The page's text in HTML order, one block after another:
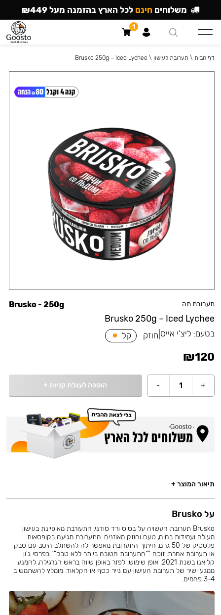
תערובת תה
Brusko 250g – Iced Lychee
Brusko - 250g
בטעם: ליצ'י אייס חוזק קל
₪120
+
1
- הוספה לעגלת קניות +
דף הבית \ תערובת לעישון \
Brusko 250g – Iced Lychee
תיאור המוצר +
על Brusko
Brusko תערובת העשויה על בסיס ורד סודני. התעורבת מאופיינת בעישון
מעולה ועמידות בחום, טעם וחוזק מאוזנים. התערובת מגיעה בקופסאות
פלסטיק של 50 גרם. חיתוך התערובת מאפשר לה להשתלב היטב עם טבק
או תערובת אחרת. זוכה ""התערובת הטובה ביותר ללא טבק"" בפרסי ג'ון
קליאנו בשנת 2021. אופן שימוש: לפזר באופן שווה בראש הנרגילה, להמנע
ממגע ישיר של תערובת העישון עם נייר כסף או הקלאוד. מומלץ להשתמש ב
3-4 פחמים.
משלוחים חינם לכל הארץ בהזמנה מעל ₪449
1